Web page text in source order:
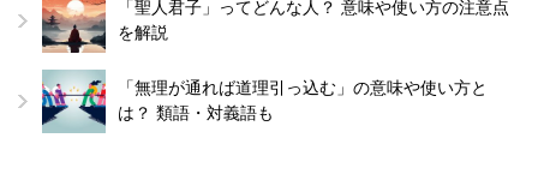
「聖人君子」ってどんな人？ 意味や使い方の注意点
を解説
「無理が通れば道理引っ込む」の意味や使い方と
は？ 類語・対義語も